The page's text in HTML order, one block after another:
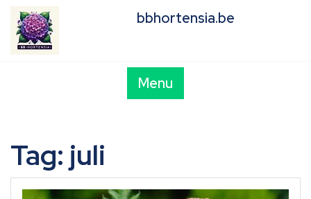
content
bbhortensia.be
Menu
Tag: juli